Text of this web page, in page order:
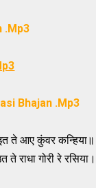
.Mp3
Bhajan .Mp3
ते आए कुंवर कन्हिया॥
ते राधा गोरी रे रसिया।